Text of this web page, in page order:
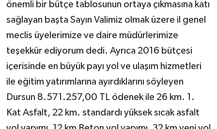
önemli bir bütçe tablosunun ortaya çıkmasına katı
sağlayan başta Sayın Valimiz olmak üzere il genel
meclis üyelerimize ve daire müdürlerimize
teşekkür ediyorum dedi. Ayrıca 2016 bütçesi
içerisinde en büyük payı yol ve ulaşım hizmetleri
ile eğitim yatırımlarına ayırdıklarını söyleyen
Dursun 8.571.257,00 TL ödenek ile 26 km. 1.
Kat Asfalt, 22 km. standardı yüksek sıcak asfalt